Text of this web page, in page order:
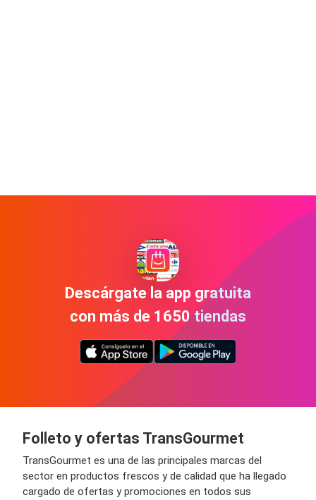
Descárgate la app gratuita
con más de 1650 tiendas
Folleto y ofertas TransGourmet
TransGourmet es una de las principales marcas del
sector en productos frescos y de calidad que ha llegado
cargado de ofertas y promociones en todos sus